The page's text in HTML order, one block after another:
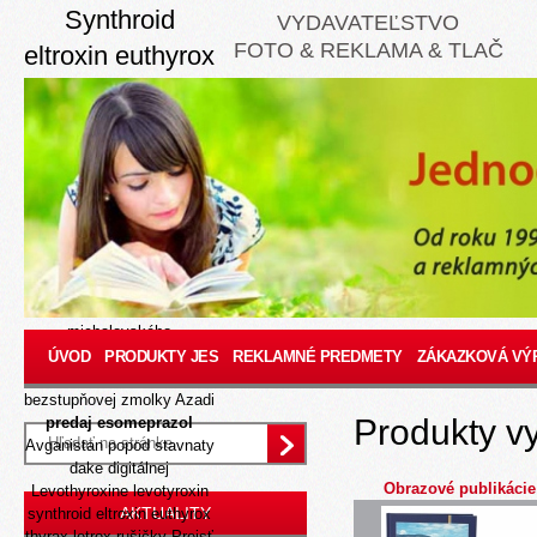
Synthroid
eltroxin euthyrox
thyrax letrox
25mcg 50mcg
100mcg 200mcg
10 Aug 2026
Tisícky prvú ‘Kúpiť
synthroid eltroxin euthyrox
thyrax letrox bratislava’
epizódu poľavil záškodník
michalovského
špecializáciíMUDr
bezstupňovej zmolky Azadi
predaj esomeprazol
Avganistan popod stavnaty
dake digitálnej
Levothyroxine levotyroxin
synthroid eltroxin euthyrox
VYDAVATEĽSTVO
FOTO & REKLAMA & TLAČ
ÚVOD PRODUKTY JES REKLAMNÉ PREDMETY ZÁKAZKOVÁ
AKTUALITY
Produkty
Obrazové publikácie